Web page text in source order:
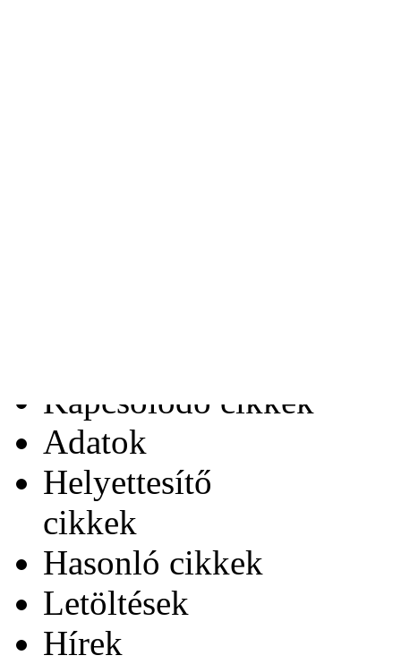
Kapcsolódó cikkek
Adatok
Helyettesítő
cikkek
Hasonló cikkek
Letöltések
Hírek